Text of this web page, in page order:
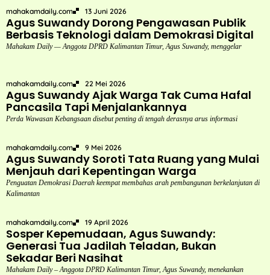
mahakamdaily.com 13 Juni 2026
Agus Suwandy Dorong Pengawasan Publik
Berbasis Teknologi dalam Demokrasi Digital
Mahakam Daily — Anggota DPRD Kalimantan Timur, Agus Suwandy, menggelar
mahakamdaily.com 22 Mei 2026
Agus Suwandy Ajak Warga Tak Cuma Hafal
Pancasila Tapi Menjalankannya
Perda Wawasan Kebangsaan disebut penting di tengah derasnya arus informasi
mahakamdaily.com 9 Mei 2026
Agus Suwandy Soroti Tata Ruang yang Mulai
Menjauh dari Kepentingan Warga
Penguatan Demokrasi Daerah keempat membahas arah pembangunan berkelanjutan di
Kalimantan
mahakamdaily.com 19 April 2026
Sosper Kepemudaan, Agus Suwandy:
Generasi Tua Jadilah Teladan, Bukan
Sekadar Beri Nasihat
Mahakam Daily – Anggota DPRD Kalimantan Timur, Agus Suwandy, menekankan